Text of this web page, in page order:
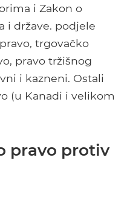
i Zakon o
i države. podjele
trgovačko
pravo tržišnog
i kazneni. Ostali
(u Kanadi i velikom
pravo protiv